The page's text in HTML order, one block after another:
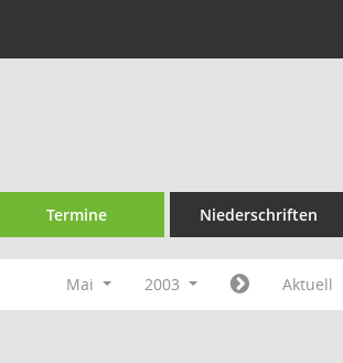
Termine Niederschriften
Mai 2003 Aktuell